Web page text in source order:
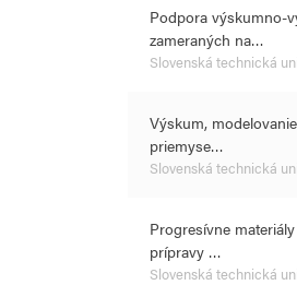
Podpora výskumno-
zameraných na…
Slovenská technická
Výskum,
priemyse…
Slovenská technická
Progresívne
prípravy …
Slovenská technická